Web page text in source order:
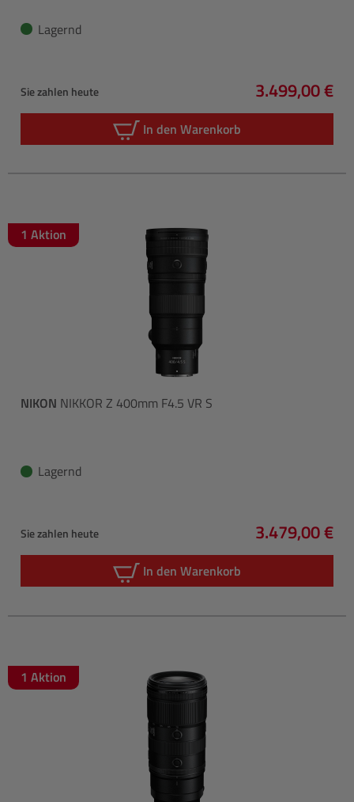
Lagernd
Sie zahlen heute
Regulärer
3.499,00 €
In den Warenkorb
1 Aktion
NIKON NIKKOR Z 400mm F4.5 VR S
Lagernd
Sie zahlen heute
Regulärer
3.479,00 €
In den Warenkorb
1 Aktion